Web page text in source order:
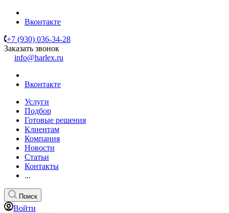
Вконтакте
+7 (930) 036-34-28
Заказать звонок
info@harlex.ru
Вконтакте
Услуги
Подбор
Готовые решения
Клиентам
Компания
Новости
Статьи
Контакты
...
Поиск
Войти